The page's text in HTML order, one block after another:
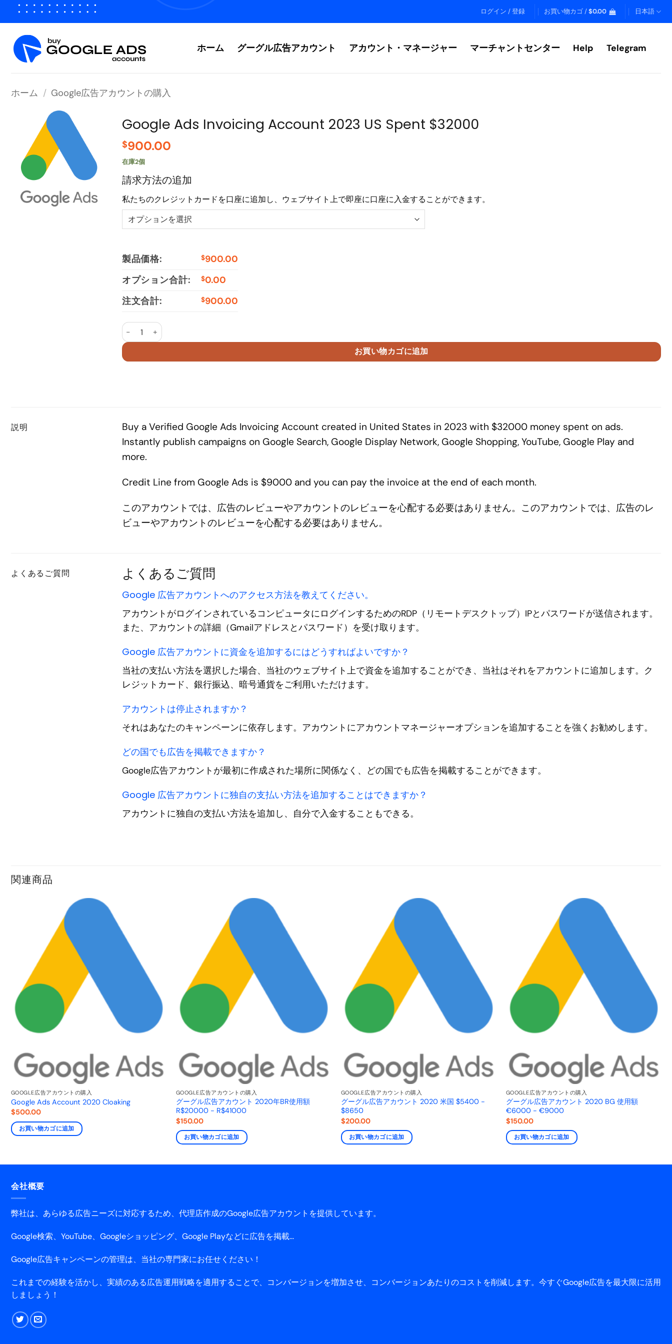
ログイン / 登録 お買い物カゴ /$0.00 日本語
ホーム グーグル広告アカウント アカウント・マネージャー マーチャントセンター Help Telegram
ホーム / Google広告アカウントの購入
Google Ads Invoicing Account 2023 US Spent $32000
$900.00
在庫2個
請求方法の追加
私たちのクレジットカードを口座に追加し、ウェブサイト上で即座に口座に入金することができます。
製品価格: $900.00
オプション合計:
$0.00
注文合計:
$900.00
Google Ads Invoicing Account 2023 US Spent $32000個
お買い物カゴに追加
説明
Buy a Verified Google Ads Invoicing Account created in United States in 2023 with $32000 money spent on ads.
Instantly publish campaigns on Google Search, Google Display Network, Google Shopping, YouTube, Google Play and
more.
Credit Line from Google Ads is $9000 and you can pay the invoice at the end of each month.
このアカウントでは、広告のレビューやアカウントのレビューを心配する必要はありません。このアカウントでは、広告のレ
ビューやアカウントのレビューを心配する必要はありません。
よくあるご質問 よくあるご質問
Google 広告アカウントへのアクセス方法を教えてください。
アカウントがログインされているコンピュータにログインするためのRDP（リモートデスクトップ）IPとパスワードが送信されます。
また、アカウントの詳細（Gmailアドレスとパスワード）を受け取ります。
Google 広告アカウントに資金を追加するにはどうすればよいですか？
当社の支払い方法を選択した場合、当社のウェブサイト上で資金を追加することができ、当社はそれをアカウントに追加します。ク
レジットカード、銀行振込、暗号通貨をご利用いただけます。
アカウントは停止されますか？
それはあなたのキャンペーンに依存します。アカウントにアカウントマネージャーオプションを追加することを強くお勧めします。
どの国でも広告を掲載できますか？
Google広告アカウントが最初に作成された場所に関係なく、どの国でも広告を掲載することができます。
Google 広告アカウントに独自の支払い方法を追加することはできますか？
アカウントに独自の支払い方法を追加し、自分で入金することもできる。
関連商品
GOOGLE広告アカウントの購入
Google Ads Account 2020 Cloaking
$500.00
お買い物カゴに追加
GOOGLE広告アカウントの購入
グーグル広告アカウント 2020年BR使用額
R$20000 - R$41000
$150.00
お買い物カゴに追加
GOOGLE広告アカウントの購入
グーグル広告アカウント 2020 米国 $5400 -
$8650
$200.00
お買い物カゴに追加
GOOGLE広告アカウントの購入
グーグル広告アカウント 2020 BG 使用額
€6000 - €9000
$150.00
お買い物カゴに追加
会社概要
弊社は、あらゆる広告ニーズに対応するため、代理店作成のGoogle広告アカウントを提供しています。
Google検索、YouTube、Googleショッピング、Google Playなどに広告を掲載...
Google広告キャンペーンの管理は、当社の専門家にお任せください！
これまでの経験を活かし、実績のある広告運用戦略を適用することで、コンバージョンを増加させ、コンバージョンあたりのコストを削減します。今すぐGoogle広告を最大限に活用
しましょう！